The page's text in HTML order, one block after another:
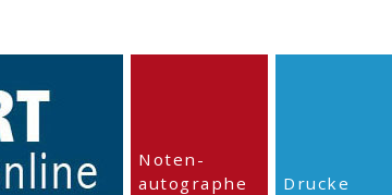
Noten-
autographe
Drucke